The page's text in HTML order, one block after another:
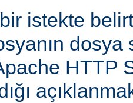
istekte
HTTP